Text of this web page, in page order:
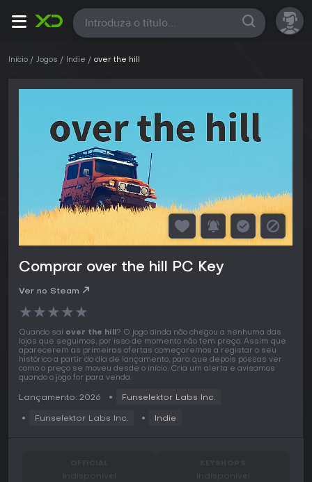
Todas
Início Jogos Indie over the hill
Comprar over the hill PC Key
Ver no Steam
★★★★★
Quando sai over the hill? O jogo ainda não chegou a nenhuma das
lojas que seguimos, por isso de momento não tem preço. Assim que
aparecerem as primeiras ofertas começaremos a registar o seu
histórico a partir do dia de lançamento, para que depois possas ver
como o preço se moveu desde o início. Cria um alerta e avisamos
quando o jogo for para venda.
Lançamento: 2026 Funselektor Labs Inc.
Funselektor Labs Inc. Indie
Indisponível Indisponível